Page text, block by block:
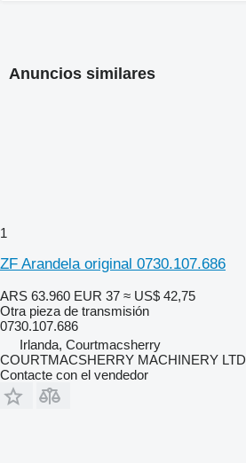
Anuncios similares
1
ZF Arandela original 0730.107.686
ARS 63.960 EUR 37 ≈ US$ 42,75
Otra pieza de transmisión
0730.107.686
Irlanda, Courtmacsherry
COURTMACSHERRY MACHINERY LTD
Contacte con el vendedor